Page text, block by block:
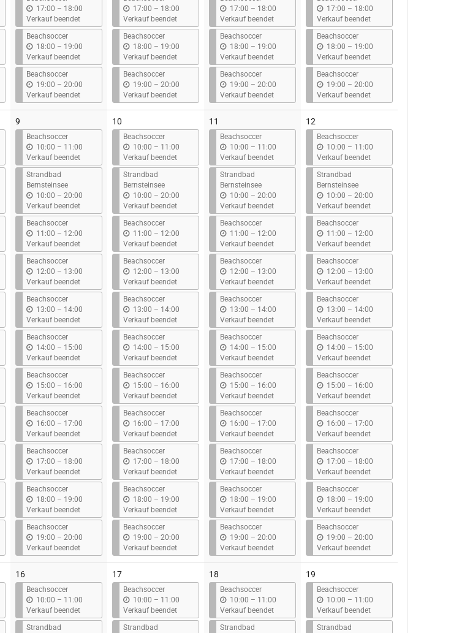
17:00 – b
i
s
18:00
Verkauf beendet
Beachsoccer
18:00 – b
i
s
19:00
Verkauf beendet
Beachsoccer
19:00 – b
i
s
20:00
Verkauf beendet
17:00 – b
i
s
18:00
Verkauf beendet
Beachsoccer
18:00 – b
i
s
19:00
Verkauf beendet
Beachsoccer
19:00 – b
i
s
20:00
Verkauf beendet
17:00 – b
i
s
18:00
Verkauf beendet
Beachsoccer
18:00 – b
i
s
19:00
Verkauf beendet
Beachsoccer
19:00 – b
i
s
20:00
Verkauf beendet
17:00 – b
i
s
18:00
Verkauf beendet
Beachsoccer
18:00 – b
i
s
19:00
Verkauf beendet
Beachsoccer
19:00 – b
i
s
20:00
Verkauf beendet
9
Beachsoccer
10:00 – b
i
s
11:00
Verkauf beendet
Strandbad
Bernsteinsee
10:00 – b
i
s
20:00
Verkauf beendet
Beachsoccer
11:00 – b
i
s
12:00
Verkauf beendet
Beachsoccer
12:00 – b
i
s
13:00
Verkauf beendet
Beachsoccer
13:00 – b
i
s
14:00
Verkauf beendet
Beachsoccer
14:00 – b
i
s
15:00
Verkauf beendet
Beachsoccer
15:00 – b
i
s
16:00
Verkauf beendet
Beachsoccer
16:00 – b
i
s
17:00
Verkauf beendet
Beachsoccer
17:00 – b
i
s
18:00
Verkauf beendet
Beachsoccer
18:00 – b
i
s
19:00
Verkauf beendet
Beachsoccer
19:00 – b
i
s
20:00
Verkauf beendet
10
Beachsoccer
10:00 – b
i
s
11:00
Verkauf beendet
Strandbad
Bernsteinsee
10:00 – b
i
s
20:00
Verkauf beendet
Beachsoccer
11:00 – b
i
s
12:00
Verkauf beendet
Beachsoccer
12:00 – b
i
s
13:00
Verkauf beendet
Beachsoccer
13:00 – b
i
s
14:00
Verkauf beendet
Beachsoccer
14:00 – b
i
s
15:00
Verkauf beendet
Beachsoccer
15:00 – b
i
s
16:00
Verkauf beendet
Beachsoccer
16:00 – b
i
s
17:00
Verkauf beendet
Beachsoccer
17:00 – b
i
s
18:00
Verkauf beendet
Beachsoccer
18:00 – b
i
s
19:00
Verkauf beendet
Beachsoccer
19:00 – b
i
s
20:00
Verkauf beendet
11
Beachsoccer
10:00 – b
i
s
11:00
Verkauf beendet
Strandbad
Bernsteinsee
10:00 – b
i
s
20:00
Verkauf beendet
Beachsoccer
11:00 – b
i
s
12:00
Verkauf beendet
Beachsoccer
12:00 – b
i
s
13:00
Verkauf beendet
Beachsoccer
13:00 – b
i
s
14:00
Verkauf beendet
Beachsoccer
14:00 – b
i
s
15:00
Verkauf beendet
Beachsoccer
15:00 – b
i
s
16:00
Verkauf beendet
Beachsoccer
16:00 – b
i
s
17:00
Verkauf beendet
Beachsoccer
17:00 – b
i
s
18:00
Verkauf beendet
Beachsoccer
18:00 – b
i
s
19:00
Verkauf beendet
Beachsoccer
19:00 – b
i
s
20:00
Verkauf beendet
12
Beachsoccer
10:00 – b
i
s
11:00
Verkauf beendet
Strandbad
Bernsteinsee
10:00 – b
i
s
20:00
Verkauf beendet
Beachsoccer
11:00 – b
i
s
12:00
Verkauf beendet
Beachsoccer
12:00 – b
i
s
13:00
Verkauf beendet
Beachsoccer
13:00 – b
i
s
14:00
Verkauf beendet
Beachsoccer
14:00 – b
i
s
15:00
Verkauf beendet
Beachsoccer
15:00 – b
i
s
16:00
Verkauf beendet
Beachsoccer
16:00 – b
i
s
17:00
Verkauf beendet
Beachsoccer
17:00 – b
i
s
18:00
Verkauf beendet
Beachsoccer
18:00 – b
i
s
19:00
Verkauf beendet
Beachsoccer
19:00 – b
i
s
20:00
Verkauf beendet
16
Beachsoccer
10:00 – b
i
s
11:00
Verkauf beendet
Strandbad
17
Beachsoccer
10:00 – b
i
s
11:00
Verkauf beendet
Strandbad
18
Beachsoccer
10:00 – b
i
s
11:00
Verkauf beendet
Strandbad
19
Beachsoccer
10:00 – b
i
s
11:00
Verkauf beendet
Strandbad